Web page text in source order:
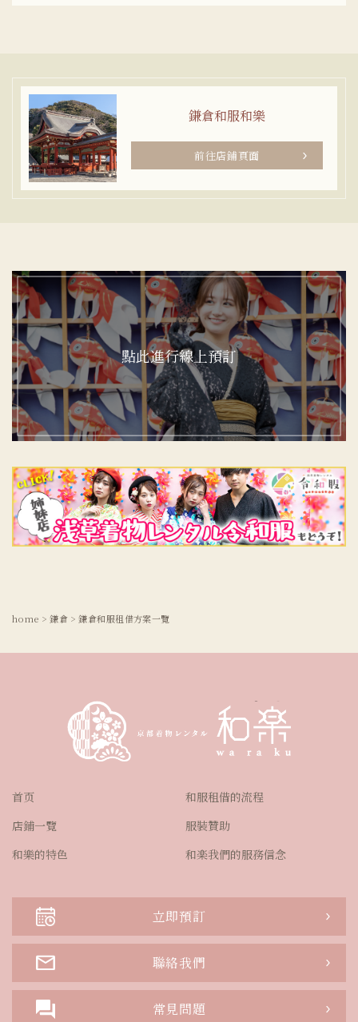
鎌倉和服和樂
前往店鋪頁面
點此進行線上預訂
home >鎌倉>鎌倉和服租借方案一覽
首页
店鋪一覽
和樂的特色
和服租借的流程
服裝贊助
和楽我們的服務信念
立即預訂
聯絡我們
常見問題